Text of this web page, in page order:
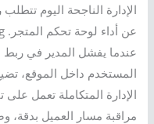
الإدارة الناجحة اليوم
عندما يفشل المدير في ربط
المستخدم داخل الموقع،
الإدارة المتكاملة تعمل على
مراقبة مسار العميل بدقة،